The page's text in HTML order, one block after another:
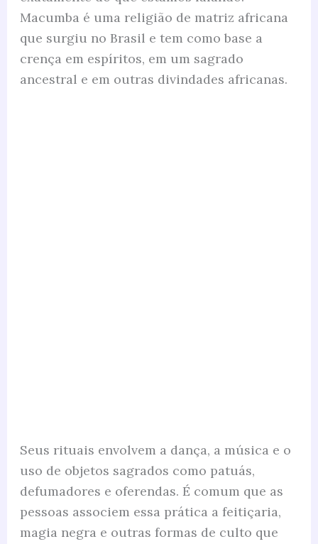
Macumba é uma religião de matriz africana
que surgiu no Brasil e tem como base a
crença em espíritos, em um sagrado
ancestral e em outras divindades africanas.
Seus rituais envolvem a dança, a música e o
uso de objetos sagrados como patuás,
defumadores e oferendas. É comum que as
pessoas associem essa prática a feitiçaria,
magia negra e outras formas de culto que